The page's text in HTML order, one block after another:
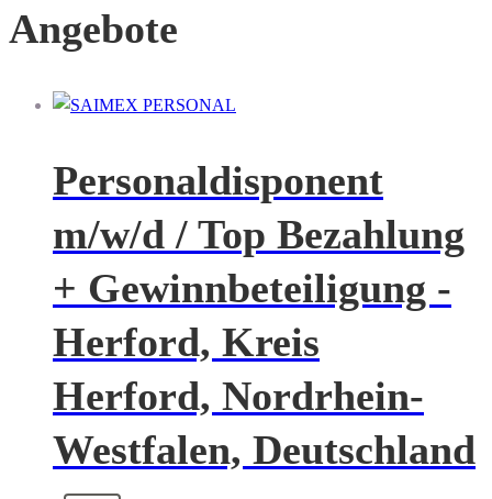
Angebote
Personaldisponent
m/w/d / Top Bezahlung
+ Gewinnbeteiligung -
Herford, Kreis
Herford, Nordrhein-
Westfalen, Deutschland